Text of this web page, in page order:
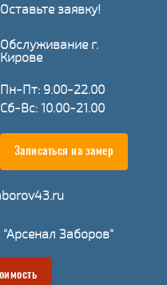
Оставьте заявку!
Обслуживание г.
Кирове
Пн-Пт: 9.00-22.00
Сб-Вс: 10.00-21.00
Записаться на замер
Заборов"